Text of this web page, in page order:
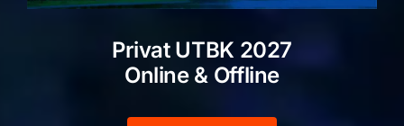
Privat UTBK 2027
Online & Offline